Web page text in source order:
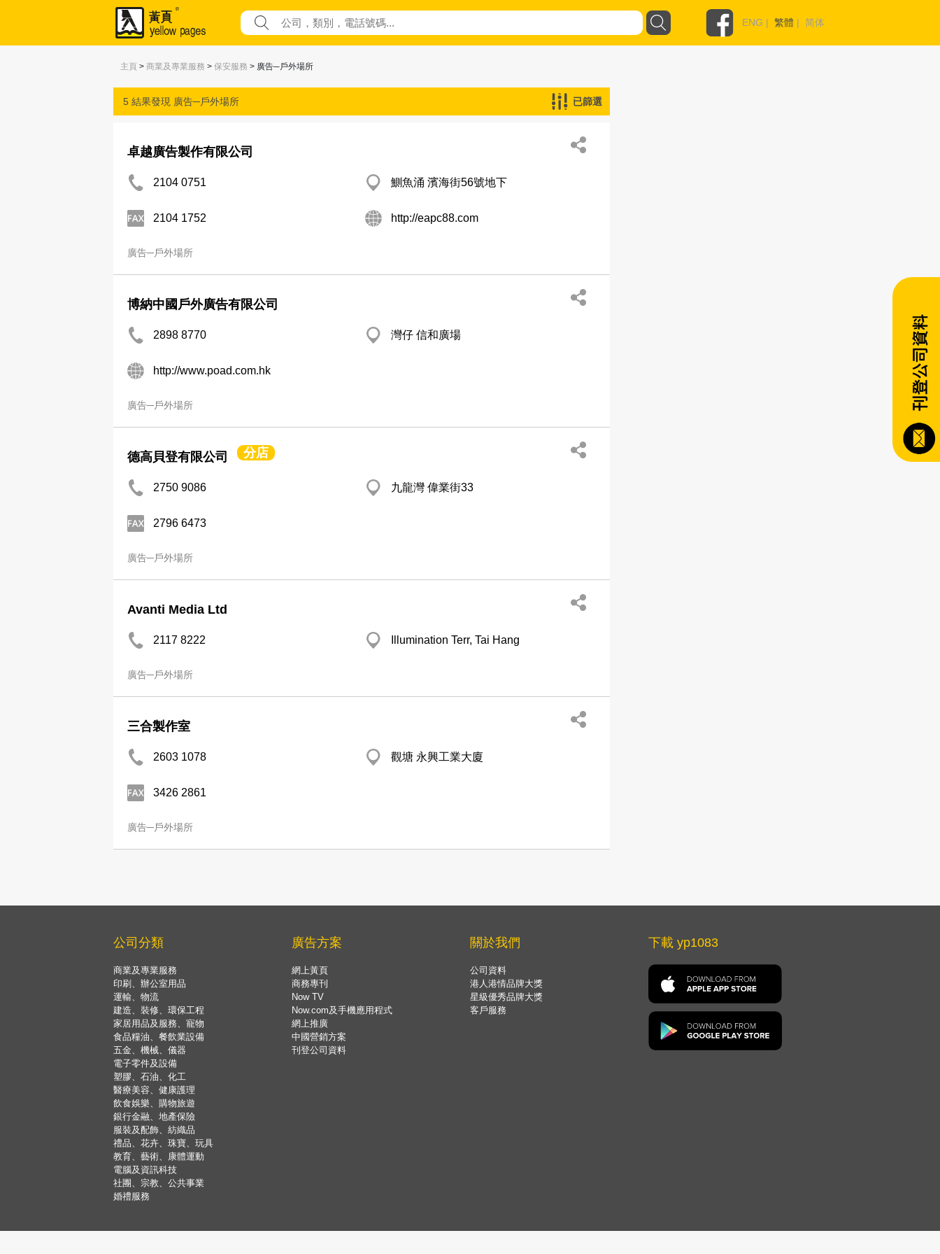
ENG | 繁體 | 简体
主頁 > 商業及專業服務 > 保安服務 > 廣告─戶外場所
5 結果發現 廣告─戶外場所 已篩選
卓越廣告製作有限公司
2104 0751 鰂魚涌 濱海街56號地下
2104 1752 http://eapc88.com
廣告─戶外場所
博納中國戶外廣告有限公司
2898 8770 灣仔 信和廣場
http://www.poad.com.hk
廣告─戶外場所
德高貝登有限公司 分店
2750 9086 九龍灣 偉業街33
2796 6473
廣告─戶外場所
Avanti Media Ltd
2117 8222 Illumination Terr, Tai Hang
廣告─戶外場所
三合製作室
2603 1078 觀塘 永興工業大廈
3426 2861
廣告─戶外場所
公司分類
商業及專業服務
印刷、辦公室用品
運輸、物流
建造、裝修、環保工程
家居用品及服務、寵物
食品糧油、餐飲業設備
五金、機械、儀器
電子零件及設備
塑膠、石油、化工
醫療美容、健康護理
飲食娛樂、購物旅遊
銀行金融、地產保險
服裝及配飾、紡織品
禮品、花卉、珠寶、玩具
教育、藝術、康體運動
電腦及資訊科技
社團、宗教、公共事業
婚禮服務
廣告方案
網上黃頁
商務專刊
Now TV
Now.com及手機應用程式
網上推廣
中國營銷方案
刊登公司資料
關於我們
公司資料
港人港情品牌大獎
星級優秀品牌大獎
客戶服務
下載 yp1083